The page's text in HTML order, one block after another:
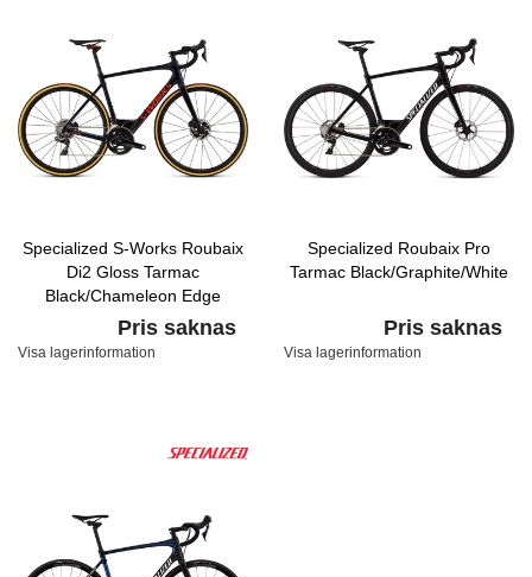
Specialized S-Works Roubaix
Di2 Gloss Tarmac
Black/Chameleon Edge
Fade/Rocket Red Clean
Pris saknas
Visa lagerinformation
Specialized Roubaix Pro
Tarmac Black/Graphite/White
Pris saknas
Visa lagerinformation